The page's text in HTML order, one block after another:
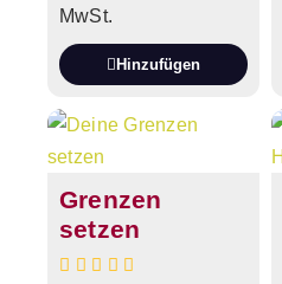
MwSt.
Hinzufügen
Grenzen
setzen